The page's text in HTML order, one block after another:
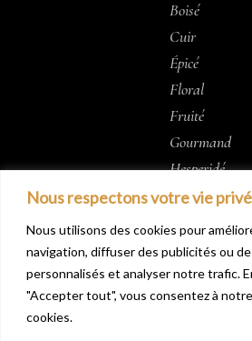
Nous respectons votre vie
Nous utilisons des cookies pour
navigation, diffuser des publicités ou
personnalisés et analyser notre trafic.
"Accepter tout", vous consentez à
cookies.
Boisé
Cuir
Épicé
Floral
Fruité
Gourmand
Hesperidé
Musc